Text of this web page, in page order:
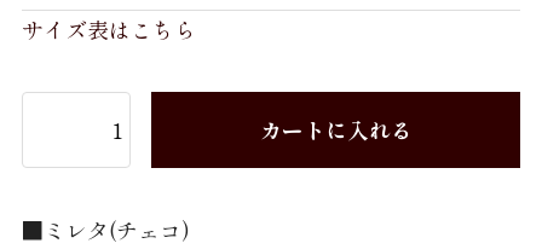
Brand
TEXTIBER
RATTI
Weba
サイズ表はこちら
カートに入れる
■ミレタ(チェコ)